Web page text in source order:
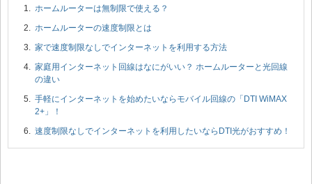
ホームルーターは無制限で使える？
ホームルーターの速度制限とは
家で速度制限なしでインターネットを利用する方法
家庭用インターネット回線はなにがいい？ ホームルーターと光回線
の違い
手軽にインターネットを始めたいならモバイル回線の「DTI WiMAX
2+」！
速度制限なしでインターネットを利用したいならDTI光がおすすめ！